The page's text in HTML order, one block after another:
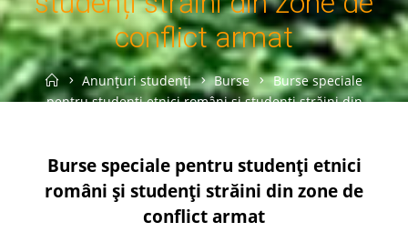
conflict armat
HomeAnunțuri studenți Burse
Burse speciale
pentru studenți etnici români și studenți străini din
Burse speciale pentru studenți etnici
români și studenți străini din zone de
conflict armat